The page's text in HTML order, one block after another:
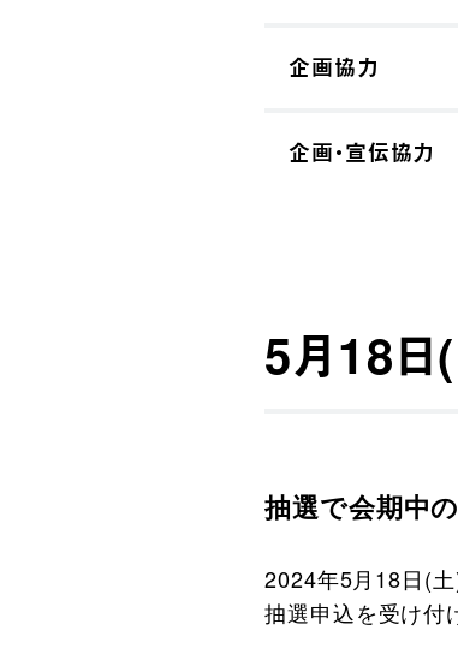
企画協力
企画・宣伝協力
5月18
抽選で会期中
2024年5月18日(
抽選申込を受け付